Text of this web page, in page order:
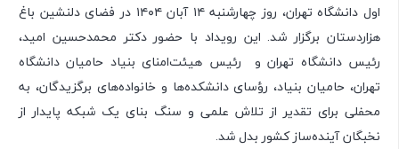
اول دانشگاه تهران، روز چهارشنبه ۱۴ آبان ۱۴۰۴ در فضای دلنشین باغ
هزاردستان برگزار شد. این رویداد با حضور دکتر محمدحسین امید،
رئیس دانشگاه تهران و رئیس هیئت‌امنای بنیاد حامیان دانشگاه
تهران، حامیان بنیاد، رؤسای دانشکده‌ها و خانواده‌های برگزیدگان، به
محفلی برای تقدیر از تلاش علمی و سنگ بنای یک شبکه پایدار از
نخبگان آینده‌ساز کشور بدل شد.